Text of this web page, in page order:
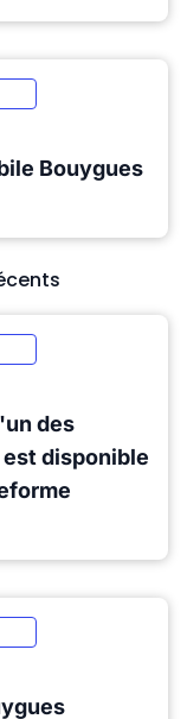
Bouygues
des
disponible